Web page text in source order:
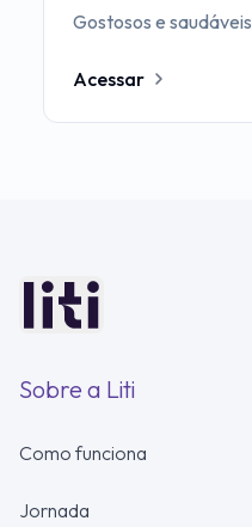
Gostosos e saudáveis
Acessar
Sobre a Liti
Como funciona
Jornada